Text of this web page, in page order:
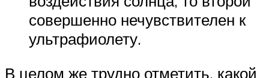
совершенно нечувствителен к
ультрафиолету.
В целом же трудно отметить, какой